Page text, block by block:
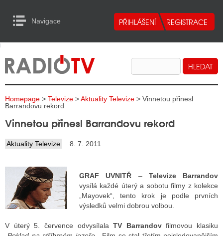
Navigace
RADIA
TELEVIZE
INTERNET
TISK
RÁDIÍ
to Content
Homepage > Televize >Aktuality Televize > Vinnetou přinesl
Barrandovu rekord
Vinnetou přinesl Barrandovu rekord
Aktuality Televize 8. 7. 2011
GRAF UVNITŘ –Televize Barrandov
vysílá každé úterý a sobotu filmy z kolekce
„Mayovek“, tento krok je podle prvních
výsledků velmi dobrou volbou.
V úterý 5. července odvysílalaTV Barrandovfilmovou klasiku